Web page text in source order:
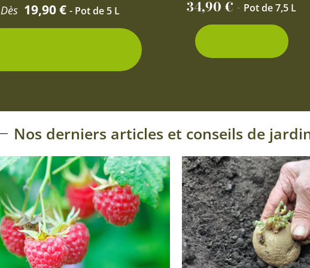
Dès 19,90€ - Pot de 5 L 34,90€ - Pot de 7,5 L
Nos derniers articles et conseils de